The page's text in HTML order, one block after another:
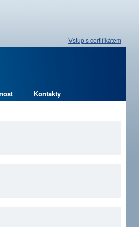
Vstup s certifikátem
Kontakty